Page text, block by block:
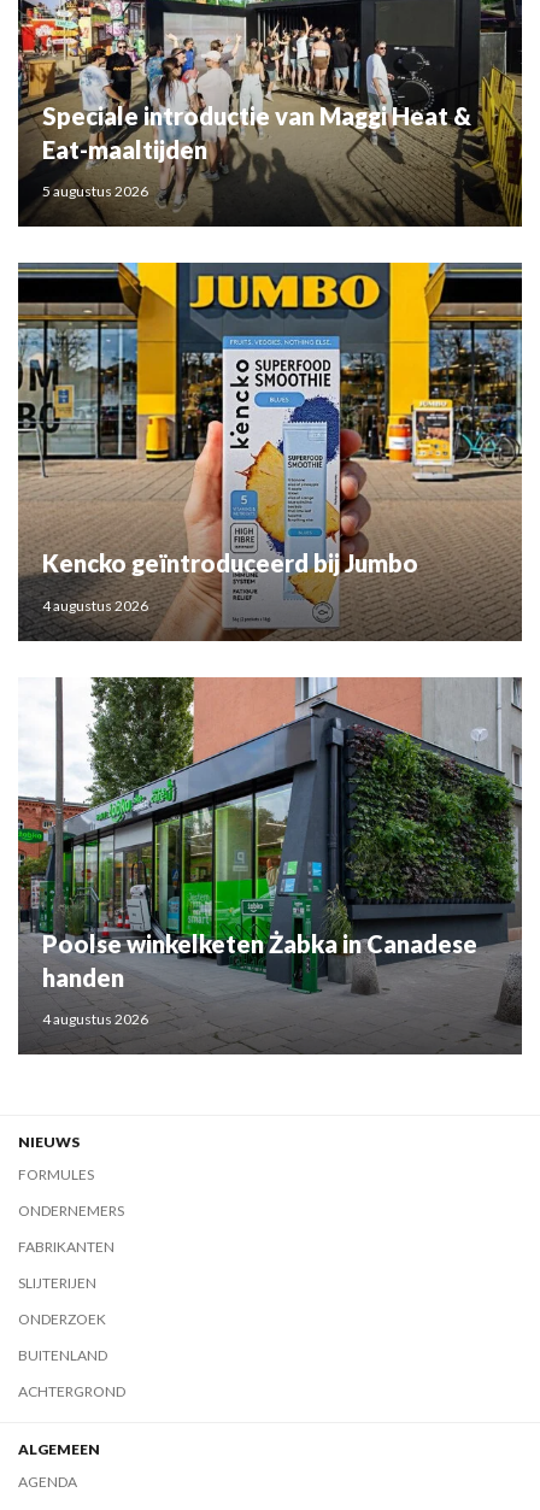
Speciale introductie van Maggi Heat &
Eat-maaltijden
5 augustus 2026
Kencko geïntroduceerd bij Jumbo
4 augustus 2026
Poolse winkelketen Żabka in Canadese
handen
4 augustus 2026
NIEUWS
FORMULES
ONDERNEMERS
FABRIKANTEN
SLIJTERIJEN
ONDERZOEK
BUITENLAND
ACHTERGROND
ALGEMEEN
AGENDA